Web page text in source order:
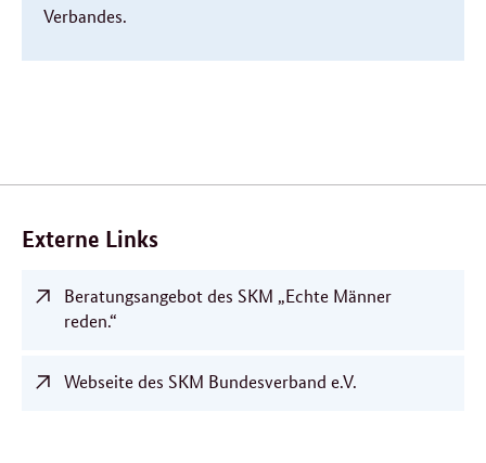
Verbandes.
Externe Links
Beratungsangebot des SKM „Echte Männer
reden.“
Webseite des SKM Bundesverband e.V.